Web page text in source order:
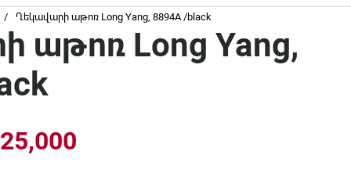
/ Ղեկավարի աթոռ Long Yang, 8894A /black
աթոռ Long Yang,
price was: ֏165,000.